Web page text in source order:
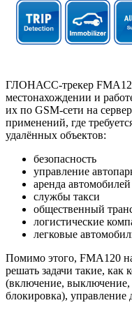
ГЛОНАСС-трекер
местонахождении и
их по GSM-сети на
применений, где
удалённых объектов:
безопасность
управление
аренда автомобилей
службы такси
общественный
логистические
легковые
Помимо этого, FMA120
решать задачи такие, как
(включение, выключение,
блокировка), управление